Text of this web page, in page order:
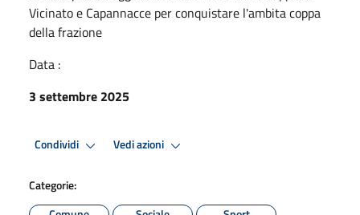
Vicinato e Capannacce per conquistare l'ambita coppa
della frazione
Data :
3 settembre 2025
Condividi Vedi azioni
Categorie: